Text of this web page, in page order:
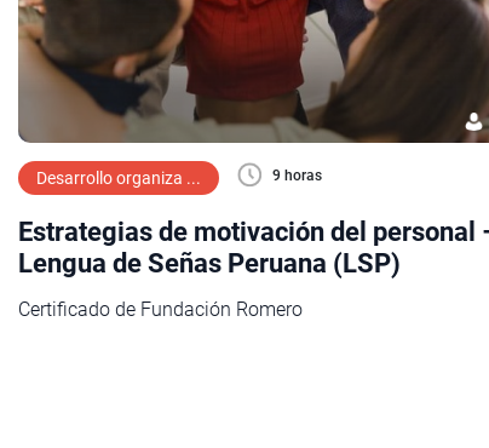
Desarrollo organiza ... 9 horas
Estrategias de motivación del personal
Lengua de Señas Peruana (LSP)
Certificado de Fundación Romero